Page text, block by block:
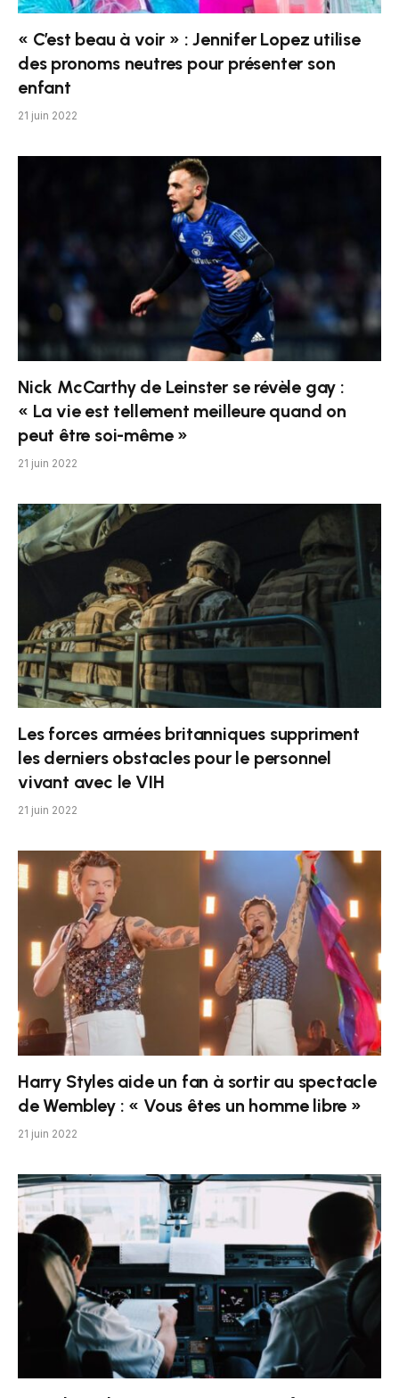
« C’est beau à voir » : Jennifer Lopez utilise
des pronoms neutres pour présenter son
enfant
21 juin 2022
Nick McCarthy de Leinster se révèle gay :
« La vie est tellement meilleure quand on
peut être soi-même »
21 juin 2022
Les forces armées britanniques suppriment
les derniers obstacles pour le personnel
vivant avec le VIH
21 juin 2022
Harry Styles aide un fan à sortir au spectacle
de Wembley : « Vous êtes un homme libre »
21 juin 2022